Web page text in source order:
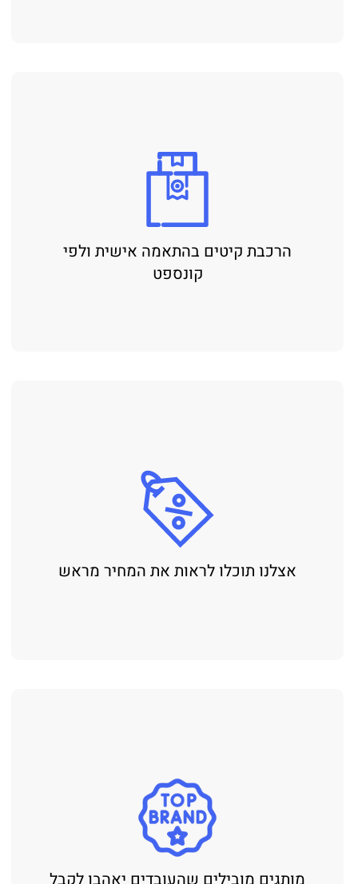
הרכבת קיטים בהתאמה אישית ולפי
קונספט
אצלנו תוכלו לראות את המחיר מראש